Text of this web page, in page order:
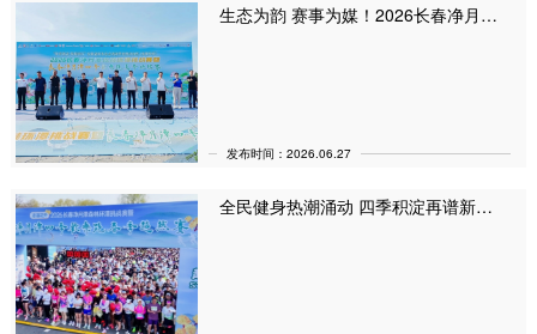
生态为韵 赛事为媒！2026长春净月潭四季欢乐跑夏季欣然赛火热开跑
发布时间：2026.06.27
全民健身热潮涌动 四季积淀再谱新篇 2026长春净月潭四季欢乐跑春季超然赛如约而至